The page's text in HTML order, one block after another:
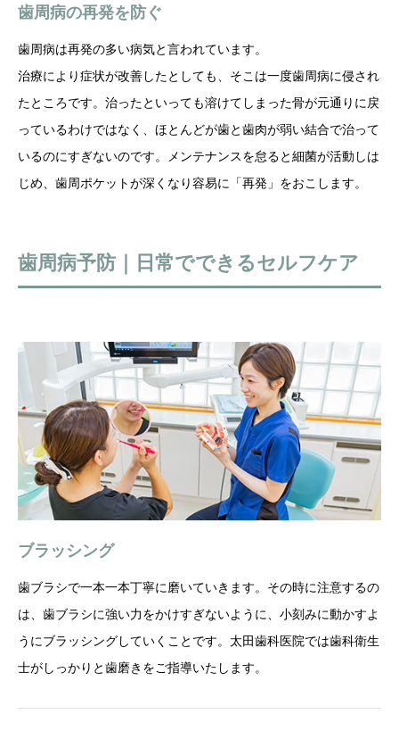
歯周病の再発を防ぐ
歯周病は再発の多い病気と言われています。
治療により症状が改善したとしても、そこは一度歯周病に侵され
たところです。治ったといっても溶けてしまった骨が元通りに戻
っているわけではなく、ほとんどが歯と歯肉が弱い結合で治って
いるのにすぎないのです。メンテナンスを怠ると細菌が活動しは
じめ、歯周ポケットが深くなり容易に「再発」をおこします。
歯周病予防｜日常でできるセルフケア
ブラッシング
歯ブラシで一本一本丁寧に磨いていきます。その時に注意するの
は、歯ブラシに強い力をかけすぎないように、小刻みに動かすよ
うにブラッシングしていくことです。太田歯科医院では歯科衛生
士がしっかりと歯磨きをご指導いたします。